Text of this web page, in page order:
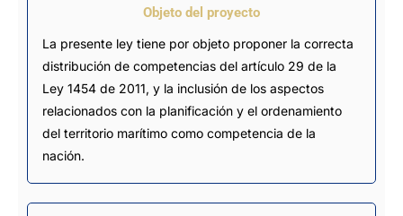
Objeto del proyecto
La presente ley tiene por objeto proponer la correcta
distribución de competencias del artículo 29 de la
Ley 1454 de 2011, y la inclusión de los aspectos
relacionados con la planificación y el ordenamiento
del territorio marítimo como competencia de la
nación.